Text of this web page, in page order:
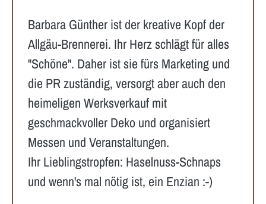
Barbara Günther ist der kreative Kopf der
Allgäu-Brennerei. Ihr Herz schlägt für alles
"Schöne". Daher ist sie fürs Marketing und
die PR zuständig, versorgt aber auch den
heimeligen Werksverkauf mit
geschmackvoller Deko und organisiert
Messen und Veranstaltungen.
Ihr Lieblingstropfen: Haselnuss-Schnaps
und wenn's mal nötig ist, ein Enzian :-)